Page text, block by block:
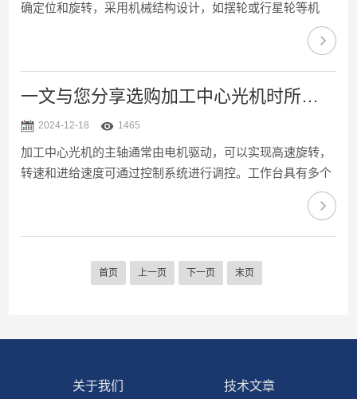
些特性...
确定位和旋转，采用机械结构设计，如摆轮或行星轮等机
构，确保能够按照数控系统的指令进行精确的分度运动。该
设备通常具有较高的定位精度和重复定位精度，能够满足复
杂加工任务的需求。以下是使用分度单工作台的详细步骤，
希望能够帮助到您。一、准备工作1、检查设备：在使用
具、分度盘、锁紧螺丝等，确保没有松动或损坏。2、清洁
工作台：使用干净的布或压缩空气清洁其表面，确保没有灰
尘、油污等杂物，...
一文与您分享选购加工中心光机时所需要考虑的关键因素
2024-12-18 1465
加工中心光机的主轴通常由电机驱动，可以实现高速旋转，
转速和进给速度可通过控制系统进行调控。工作台具有多个
坐标轴，通过电机驱动来进行控制，通常具有三个线性坐标
轴（X轴、Y轴和Z轴）以及一个或多个旋转坐标轴（如A
轴、B轴、C轴等）。此外，它还具有自动换刀系统，可以
加工需求。选购加工中心光机时，有许多关键因素需要考
小和复杂程度。...
首页 上一页 下一页 末页
关于我们 技术文章